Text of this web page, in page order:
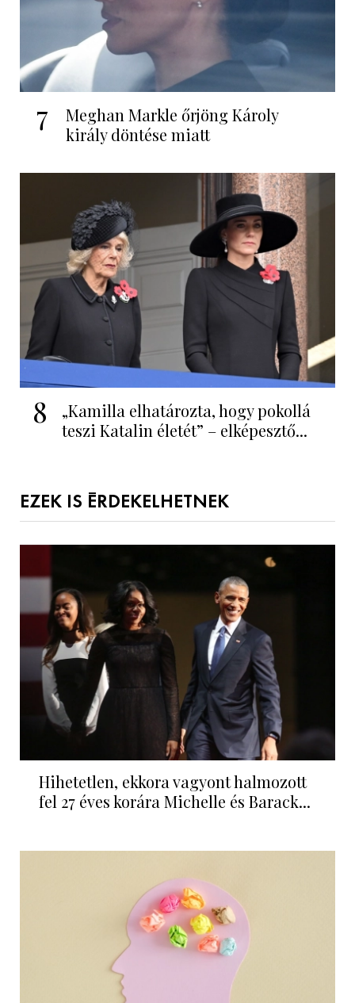
7
Meghan Markle őrjöng Károly
király döntése miatt
8
„Kamilla elhatározta, hogy pokollá
teszi Katalin életét” – elképesztő...
EZEK IS ÉRDEKELHETNEK
Hihetetlen, ekkora vagyont halmozott
fel 27 éves korára Michelle és Barack...